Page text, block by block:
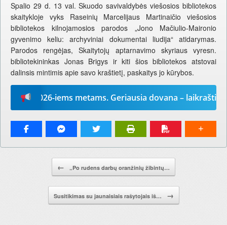
Spalio 29 d. 13 val. Skuodo savivaldybės viešosios bibliotekos
skaitykloje vyks Raseinių Marcelijaus Martinaičio viešosios
bibliotekos kilnojamosios parodos „Jono Mačiulio-Maironio
gyvenimo keliu: archyviniai dokumentai liudija“ atidarymas.
Parodos rengėjas, Skaitytojų aptarnavimo skyriaus vyresn.
bibliotekininkas Jonas Brigys ir kiti šios bibliotekos atstovai
dalinsis mintimis apie savo kraštietį, paskaitys jo kūrybos.
2026-iems metams. Geriausia dovana – laikraštis!
← „Po rudens darbų oranžinių žibintų…
Susitikimas su jaunaisiais rašytojais iš… →